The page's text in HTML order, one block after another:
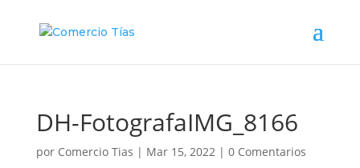
DH-FotografaIMG_8166
por Comercio Tias | Mar 15, 2022| 0 Comentarios